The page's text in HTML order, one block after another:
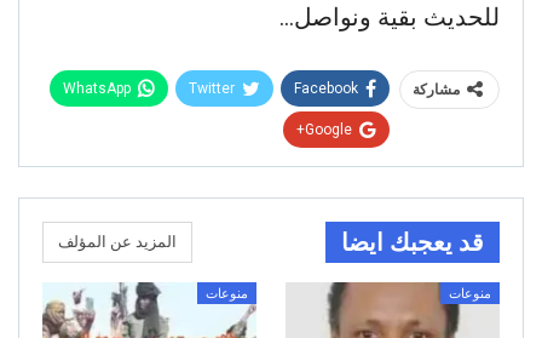
للحديث بقية ونواصل…
مشاركة Facebook
Twitter
WhatsApp
Google+
قد يعجبك ايضا المزيد عن المؤلف
منوعات منوعات